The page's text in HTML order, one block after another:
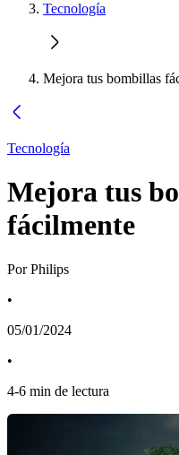
Tecnología
Mejora tus bombillas
Tecnología
Mejora tus
fácilmente
Por Philips
•
05/01/2024
•
4-6 min de lectura